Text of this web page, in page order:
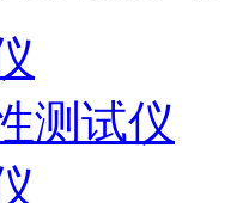
测试仪